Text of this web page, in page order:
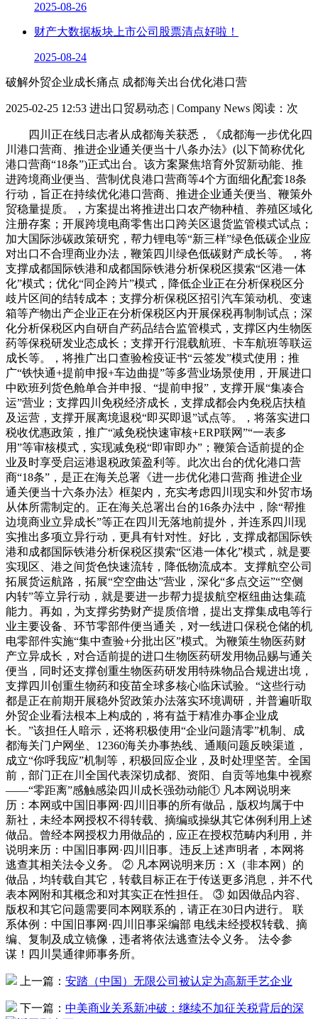
2025-08-26
财产大数据板块上市公司股票清点好啦！
2025-08-24
破解外贸企业成长痛点 成都海关出台优化港口营
2025-02-25 12:53 进出口贸易动态 | Company News 阅读： 次
四川正在线日志者从成都海关获悉，《成都海一步优化四
川港口营商、推进企业通关便当十八条办法》(以下简称优化
港口营商“18条”)正式出台。该方案聚焦培育外贸新动能、推
进跨境商业便当、营制优良港口营商等4个方面细化配套18条
行动，旨正在持续优化港口营商、推进企业通关便当、鞭策外
贸稳量提质。，方案提出将推进出口农产物种植、养殖区域化
注册存案；开展跨境电商零售出口跨关区退货监管模式试点；
加大国际涉碳政策研究，帮力锂电等“新三样”绿色低碳企业应
对出口不合理商业办法，鞭策四川绿色低碳财产成长等。，将
支撑成都国际铁港和成都国际铁港分析保税区摸索“区港一体
化”模式；优化“同企跨片”模式，降低企业正在分析保税区分
歧片区间的结转成本；支撑分析保税区招引汽车策动机、变速
箱等产物出产企业正在分析保税区内开展保税再制制试点；深
化分析保税区内自研自产药品结合监管模式，支撑区内生物医
药等保税研发业态成长；支撑开行混载航班、卡车航班等联运
成长等。，将推广出口查验检疫证书“云签发”模式使用；推
广“铁快通+提前申报+车边曲提”等多营业场景使用，开展进口
中欧班列货色舱单合并申报、“提前申报”，支撑开展“集凑合
运”营业；支撑四川免税经济成长，支撑成都会内免税店扶植
及运营，支撑开展离境退税“即买即退”试点等。，将落实进口
税收优惠政策，推广“减免税快速审核+ERP联网”“一表多
用”等审核模式，实现减免税“即审即办”；鞭策合适前提的企
业及时享受启运港退税政策盈利等。此次出台的优化港口营
商“18条”，是正在海关总署《进一步优化港口营商 推进企业
通关便当十六条办法》框架内，充实考虑四川现实和外贸市场
从体所需制定的。正在海关总署出台的16条办法中，除“帮推
边境商业立异成长”等正在四川无落地前提外，并连系四川现
实推出多项立异行动，更具有针对性。好比，支撑成都国际铁
港和成都国际铁港分析保税区摸索“区港一体化”模式，就是要
实现区、港之间货色快速流转，降低物流成本。支撑航空公司
拓展货运航路，拓展“空空曲达”营业，深化“多点交运”“空侧
内转”等立异行动，就是要进一步帮力提拔航空枢纽曲达集疏
能力。再如，为支撑劣势财产提质倍增，提出支撑集成电等行
业主要设备、环节零部件便当通关，对一线进口保税仓储的机
电零部件实施“集中查验+分批出区”模式。为鞭策生物医药财
产立异成长，对合适前提的进口生物医药研发用物品赐与通关
便当，同时还支撑创重生物医药研发用特殊物品合规进出境，
支撑四川创重生物药和疫苗全球多核心临床试验。“这些行动
都是正在前期开展稳外贸政策办法落实环境调研，并普遍听取
外贸企业看法根本上构成的，将有益于精准办事企业成
长。”该担任人暗示，还将积极使用“企业问题清零”机制、成
都海关门户网坐、12360海关办事热线、通顺问题反映渠道，
成立“你呼我应”机制等，积极回应企业，及时处理坚苦。全国
前，部门正在川全国代表深切成都、资阳、自贡等地集中视察
——“零距离”感触感染四川成长强劲动能① 凡本网说明来
历：本网或中国旧事网·四川旧事的所有做品，版权均属于中
新社，未经本网授权不得转载、摘编或操纵其它体例利用上述
做品。曾经本网授权力用做品的，应正在授权范畴内利用，并
说明来历：中国旧事网·四川旧事。违反上述声明者，本网将
逃查其相关法令义务。 ② 凡本网说明来历：X（非本网）的
做品，均转载自其它，转载目标正在于传送更多消息，并不代
表本网附和其概念和对其实正在性担任。 ③ 如因做品内容、
版权和其它问题需要同本网联系的，请正在30日内进行。 联
系体例：中国旧事网·四川旧事采编部 电线未经授权转载、摘
编、复制及成立镜像，违者将依法逃查法令义务。 法令参
谋！四川昊通律师事务所。
上一篇： 安踏（中国）无限公司被认定为高新手艺企业
下一篇： 中美商业关系新冲破：继续不加征关税背后的深